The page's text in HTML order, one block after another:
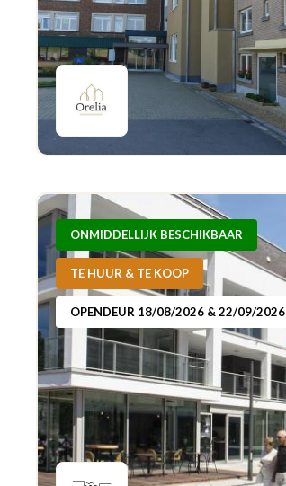
ONMIDDELLIJK BESCHIKBAAR
TE HUUR & TE KOOP
OPENDEUR 18/08/2026 & 22/09/2026